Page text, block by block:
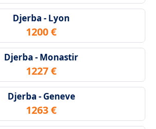
Djerba - Lyon
1200 €
Djerba - Monastir
1227 €
Djerba - Geneve
1263 €